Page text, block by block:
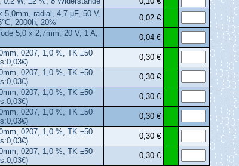
5,0mm, radial, 4,7 µF, 50 V,
2000h, 20%
0,02 €
5,0 x 2,7mm, 20 V, 1 A,
0,04 €
0207, 1,0 %, TK ±50
0,30 €
0207, 1,0 %, TK ±50
0,30 €
0207, 1,0 %, TK ±50
0,30 €
0207, 1,0 %, TK ±50
0,30 €
0207, 1,0 %, TK ±50
0,30 €
0207, 1,0 %, TK ±50
0,30 €